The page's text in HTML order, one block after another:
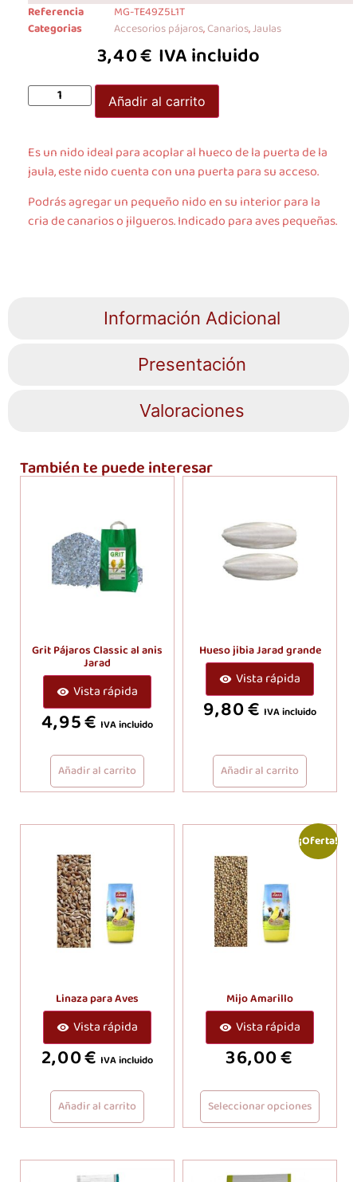
Referencia
MG-TE49Z5L1T
Categorias
Accesorios pájaros,Canarios,Jaulas
3,40€ IVA incluido
Añadir al carrito
Es un nido ideal para acoplar al hueco de la puerta de la
jaula, este nido cuenta con una puerta para su acceso.
Podrás agregar un pequeño nido en su interior para la
cria de canarios o jilgueros. Indicado para aves pequeñas.
Información Adicional
Presentación
Valoraciones
También te puede interesar
Grit Pájaros Classic al anis
Jarad
Vista rápida
4,95€ IVA incluido
Añadir al carrito
Hueso jibia Jarad grande
Vista rápida
9,80€ IVA incluido
Añadir al carrito
Linaza para Aves
Vista rápida
2,00€ IVA incluido
Añadir al carrito
¡Oferta!
Mijo Amarillo
Vista rápida
36,00€
Seleccionar opciones